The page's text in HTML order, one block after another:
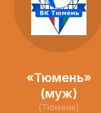
«Тюмень»
(муж)
(Тюмень)